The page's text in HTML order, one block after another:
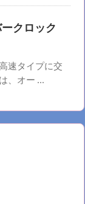
クロック
速タイプに交
、オー ...